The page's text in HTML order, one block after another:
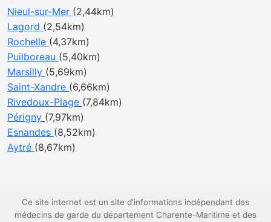
Nieul-sur-Mer (2,44km)
Lagord (2,54km)
Rochelle (4,37km)
Puilboreau (5,40km)
Marsilly (5,69km)
Saint-Xandre (6,66km)
Rivedoux-Plage (7,84km)
Périgny (7,97km)
Esnandes (8,52km)
Aytré (8,67km)
Ce site internet est un site d'informations indépendant des
médecins de garde du département Charente-Maritime et des